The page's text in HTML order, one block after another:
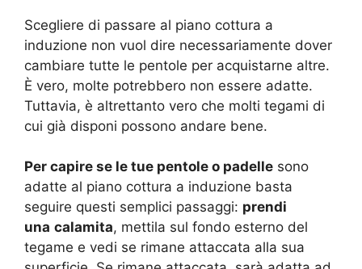
Scegliere di passare al piano cottura a
induzione non vuol dire necessariamente dover
cambiare tutte le pentole per acquistarne altre.
È vero, molte potrebbero non essere adatte.
Tuttavia, è altrettanto vero che molti tegami di
cui già disponi possono andare bene.
Per capire se le tue pentole o padelle sono
adatte al piano cottura a induzione basta
seguire questi semplici passaggi: prendi
una calamita, mettila sul fondo esterno del
tegame e vedi se rimane attaccata alla sua